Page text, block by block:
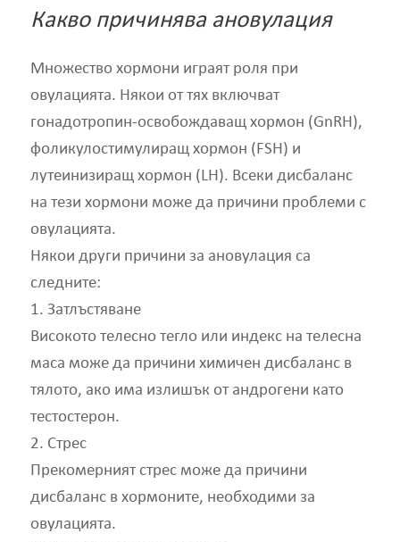
Какво причинява ановулация
Множество хормони играят роля при
овулацията. Някои от тях включват
гонадотропин-освобождаващ хормон (GnRH),
фоликулостимулиращ хормон (FSH) и
лутеинизиращ хормон (LH). Всеки дисбаланс
на тези хормони може да причини проблеми с
овулацията.
Някои други причини за ановулация са
следните:
1. Затлъстяване
Високото телесно тегло или индекс на телесна
маса може да причини химичен дисбаланс в
тялото, ако има излишък от андрогени като
тестостерон.
2. Стрес
Прекомерният стрес може да причини
дисбаланс в хормоните, необходими за
овулацията.